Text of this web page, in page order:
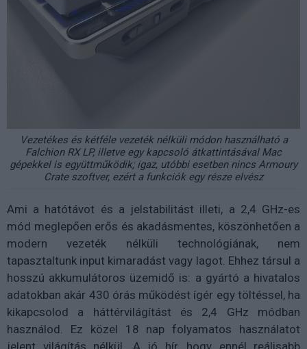
Vezetékes és kétféle vezeték nélküli módon használható a
Falchion RX LP, illetve egy kapcsoló átkattintásával Mac
gépekkel is együttműködik; igaz, utóbbi esetben nincs Armoury
Crate szoftver, ezért a funkciók egy része elvész
Ami a hatótávot és a jelstabilitást illeti, a 2,4 GHz-es
mód meglepően erős és akadásmentes, köszönhetően a
modern vezeték nélküli technológiának, nem
tapasztaltunk input kimaradást vagy lagot. Ehhez társul a
hosszú akkumulátoros üzemidő is: a gyártó a hivatalos
adatokban akár 430 órás működést ígér egy töltéssel, ha
kikapcsolod a háttérvilágítást és 2,4 GHz módban
használod. Ez közel 18 nap folyamatos használatot